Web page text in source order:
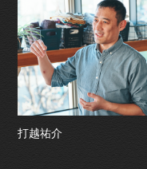
打越祐介